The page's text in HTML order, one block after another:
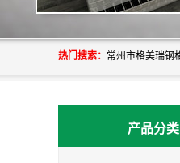
热门搜索：
产品分类